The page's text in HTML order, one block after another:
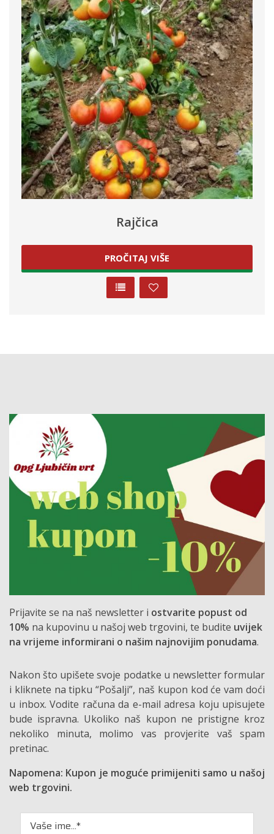
Rajčica
PROČITAJ VIŠE
Prijavite se na naš newsletter i ostvarite popust od
10% na kupovinu u našoj web trgovini, te budite uvijek
na vrijeme informirani o našim najnovijim ponudama.
Nakon što upišete svoje podatke u newsletter formular
i kliknete na tipku “Pošalji”, naš kupon kod će vam doći
u inbox. Vodite računa da e-mail adresa koju upisujete
bude ispravna. Ukoliko naš kupon ne pristigne kroz
nekoliko minuta, molimo vas provjerite vaš spam
pretinac.
Napomena: Kupon je moguće primijeniti samo u našoj
web trgovini.